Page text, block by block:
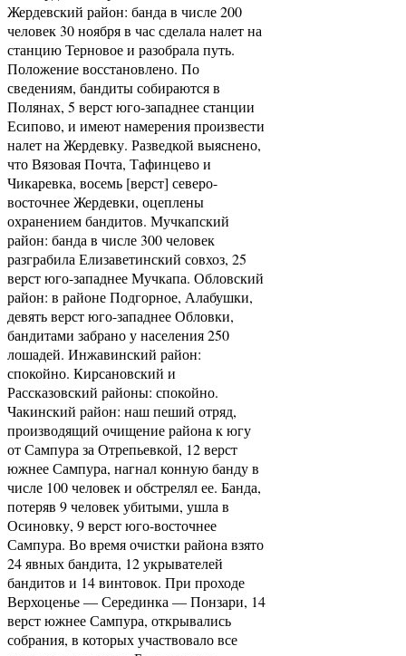
Жердевский район: банда в числе 200
человек 30 ноября в час сделала налет на
станцию Терновое и разобрала путь.
Положение восстановлено. По
сведениям, бандиты собираются в
Полянах, 5 верст юго-западнее станции
Есипово, и имеют намерения произвести
налет на Жердевку. Разведкой выяснено,
что Вязовая Почта, Тафинцево и
Чикаревка, восемь [верст] северо-
восточнее Жердевки, оцеплены
охранением бандитов. Мучкапский
район: банда в числе 300 человек
разграбила Елизаветинский совхоз, 25
верст юго-западнее Мучкапа. Обловский
район: в районе Подгорное, Алабушки,
девять верст юго-западнее Обловки,
бандитами забрано у населения 250
лошадей. Инжавинский район:
спокойно. Кирсановский и
Рассказовский районы: спокойно.
Чакинский район: наш пеший отряд,
производящий очищение района к югу
от Сампура за Отрепьевкой, 12 верст
южнее Сампура, нагнал конную банду в
числе 100 человек и обстрелял ее. Банда,
потеряв 9 человек убитыми, ушла в
Осиновку, 9 верст юго-восточнее
Сампура. Во время очистки района взято
24 явных бандита, 12 укрывателей
бандитов и 14 винтовок. При проходе
Верхоценье — Серединка — Понзари, 14
верст южнее Сампура, открывались
собрания, в которых участвовало все